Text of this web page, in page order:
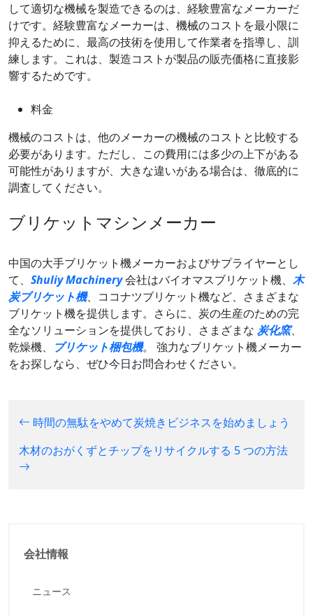
会社情報
ニュース
して適切な機械を製造できるのは、経験豊富なメーカーだ
けです。経験豊富なメーカーは、機械のコストを最小限に
抑えるために、最高の技術を使用して作業者を指導し、訓
練します。これは、製造コストが製品の販売価格に直接影
響するためです。
料金
機械のコストは、他のメーカーの機械のコストと比較する
必要があります。ただし、この費用には多少の上下がある
可能性がありますが、大きな違いがある場合は、徹底的に
調査してください。
ブリケットマシンメーカー
中国の大手ブリケット機メーカーおよびサプライヤーとし
て、 Shuliy Machinery会社はバイオマスブリケット機、 木
炭ブリケット機、ココナツブリケット機など、さまざまな
ブリケット機を提供します。さらに、炭の生産のための完
全なソリューションを提供しており、さまざまな 炭化窯、
乾燥機、
ブリケット梱包機。 強力なブリケット機メーカー
をお探しなら、ぜひ今日お問合わせください。
時間の無駄をやめて炭焼きビジネスを始めましょう
木材のおがくずとチップをリサイクルする 5 つの方法